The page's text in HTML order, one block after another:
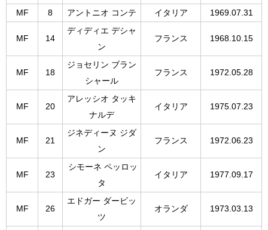
MF 8 アントニオ コンテ イタリア 1969.07.31
MF 14
ディディエ デシャ
ン
フランス 1968.10.15
MF 18
ジョセリン ブラン
シャール
フランス 1972.05.28
MF 20
アレッシオ タッキ
ナルデ
イタリア 1975.07.23
MF 21
ジネディーヌ ジダ
ン
フランス 1972.06.23
MF 23
シモーネ ペッロッ
タ
イタリア 1977.09.17
MF 26
エドガー ダービッ
ツ
オランダ 1973.03.13